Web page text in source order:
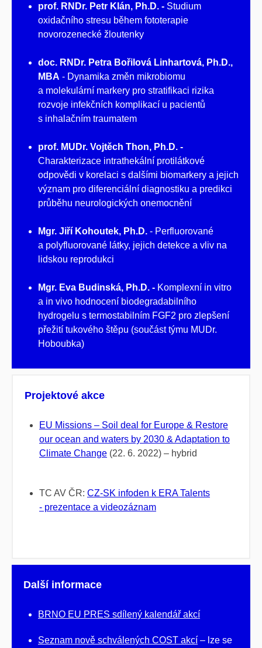
prof. RNDr. Petr Klán, Ph.D. - Studium
oxidačního stresu během fototerapie
novorozenecké žloutenky
doc. RNDr. Petra Bořilová Linhartová, Ph.D.,
MBA - Dynamika změn mikrobiomu
a molekulární markery pro stratifikaci rizika
rozvoje infekčních komplikací u pacientů
s inhalačním traumatem
prof. MUDr. Vojtěch Thon, Ph.D. -
Charakterizace intrathekální protilátkové
odpovědi v korelaci s dalšími biomarkery a jejich
význam pro diferenciální diagnostiku a predikci
průběhu neurologických onemocnění
Mgr. Jiří Kohoutek, Ph.D. - Perfluorované
a polyfluorované látky, jejich detekce a vliv na
lidskou reprodukci
Mgr. Eva Budinská, Ph.D. - Komplexní in vitro
a in vivo hodnocení biodegradabilního
hydrogelu s termostabilním FGF2 pro zlepšení
přežití tukového štěpu (součást týmu MUDr.
Hoboubka)
Projektové akce
EU Missions – Soil deal for Europe & Restore
our ocean and waters by 2030 & Adaptation to
Climate Change (22. 6. 2022) – hybrid
TC AV ČR: CZ-SK infoden k ERA Talents
- prezentace a videozáznam
Další informace
BRNO EU PRES sdílený kalendář akcí
Seznam nově schválených COST akcí – lze se